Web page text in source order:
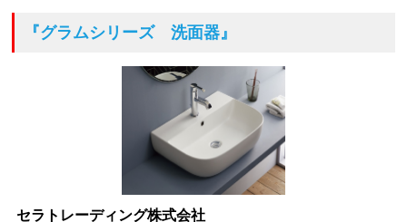
『グラムシリーズ 洗面器』
セラトレーディング株式会社